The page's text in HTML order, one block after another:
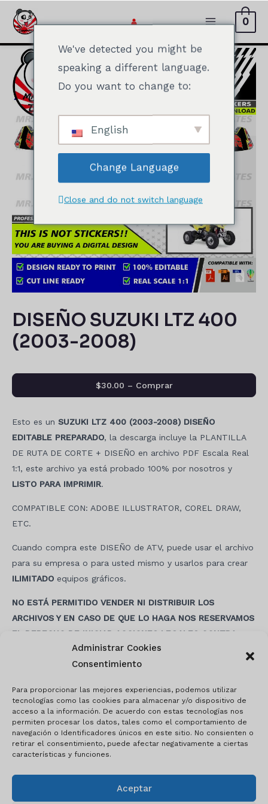
Administrar Cookies
Consentimiento
Para proporcionar las mejores experiencias, podemos utilizar
tecnologías como las cookies para almacenar y/o dispositivo de
acceso a la información. De acuerdo con estas tecnologías nos
permiten procesar los datos, tales como el comportamiento de
navegación o Identificadores únicos en este sitio. No consienten o
retirar el consentimiento, puede afectar negativamente a ciertas
características y funciones.
Aceptar
Menú
Principal
0
DISEÑO SUZUKI LTZ 400
(2003-2008)
Esto es un SUZUKI LTZ 400 (2003-2008) DISEÑO
EDITABLE PREPARADO, la descarga incluye la PLANTILLA
DE RUTA DE CORTE + DISEÑO en archivo PDF Escala Real
1:1, este archivo ya está probado 100% por nosotros y
LISTO PARA IMPRIMIR.
COMPATIBLE CON: ADOBE ILLUSTRATOR, COREL DRAW,
ETC.
Cuando compra este DISEÑO de ATV, puede usar el archivo
para su empresa o para usted mismo y usarlos para crear
ILIMITADO equipos gráficos.
NO ESTÁ PERMITIDO VENDER NI DISTRIBUIR LOS
ARCHIVOS Y EN CASO DE QUE LO HAGA NOS RESERVAMOS
EL DERECHO DE INICIAR ACCIONES LEGALES CONTRA
USTED Y SU EMPRESA Y TAMBIÉN RESTRINGIR SU IP PARA
NO VOLVER A COMPRAR EN NUESTRO SITIO WEB.
$30.00 – Comprar
Navegación
de
entradas
We've detected you might be
speaking a different language.
Do you want to change to:
English
Change Language
Close and do not switch language